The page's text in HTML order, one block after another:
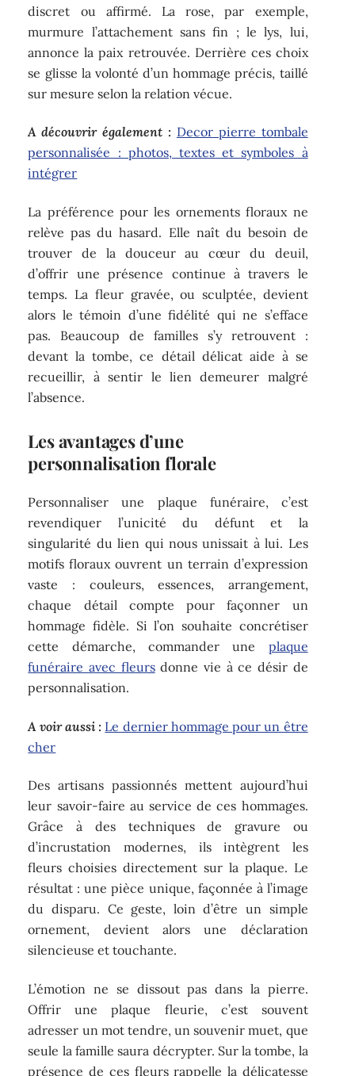
discret ou affirmé. La rose, par exemple,
murmure l’attachement sans fin ; le lys, lui,
annonce la paix retrouvée. Derrière ces choix
se glisse la volonté d’un hommage précis, taillé
sur mesure selon la relation vécue.
A découvrir également : Decor pierre tombale
personnalisée : photos, textes et symboles à
intégrer
La préférence pour les ornements floraux ne
relève pas du hasard. Elle naît du besoin de
trouver de la douceur au cœur du deuil,
d’offrir une présence continue à travers le
temps. La fleur gravée, ou sculptée, devient
alors le témoin d’une fidélité qui ne s’efface
pas. Beaucoup de familles s’y retrouvent :
devant la tombe, ce détail délicat aide à se
recueillir, à sentir le lien demeurer malgré
l’absence.
Les avantages d’une
personnalisation florale
Personnaliser une plaque funéraire, c’est
revendiquer l’unicité du défunt et la
singularité du lien qui nous unissait à lui. Les
motifs floraux ouvrent un terrain d’expression
vaste : couleurs, essences, arrangement,
chaque détail compte pour façonner un
hommage fidèle. Si l’on souhaite concrétiser
cette démarche, commander une plaque
funéraire avec fleursdonne vie à ce désir de
personnalisation.
A voir aussi : Le dernier hommage pour un être
cher
Des artisans passionnés mettent aujourd’hui
leur savoir-faire au service de ces hommages.
Grâce à des techniques de gravure ou
d’incrustation modernes, ils intègrent les
fleurs choisies directement sur la plaque. Le
résultat : une pièce unique, façonnée à l’image
du disparu. Ce geste, loin d’être un simple
ornement, devient alors une déclaration
silencieuse et touchante.
L’émotion ne se dissout pas dans la pierre.
Offrir une plaque fleurie, c’est souvent
adresser un mot tendre, un souvenir muet, que
seule la famille saura décrypter. Sur la tombe, la
présence de ces fleurs rappelle la délicatesse